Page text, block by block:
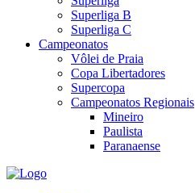
Superliga B
Superliga C
Campeonatos
Vôlei de Praia
Copa Libertadores
Supercopa
Campeonatos Regionais
Mineiro
Paulista
Paranaense